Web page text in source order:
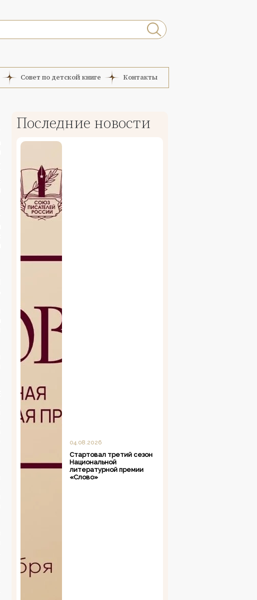
Совет по детской книге Контакты
Последние новости
04.08.2026
Стартовал третий сезон
Национальной
литературной премии
«Слово»